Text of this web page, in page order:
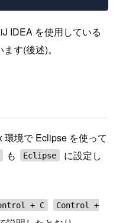
IDEA を使用している
す(後述)。
境で Eclipse を使って
も Eclipse
に設定し
+ C
Control +